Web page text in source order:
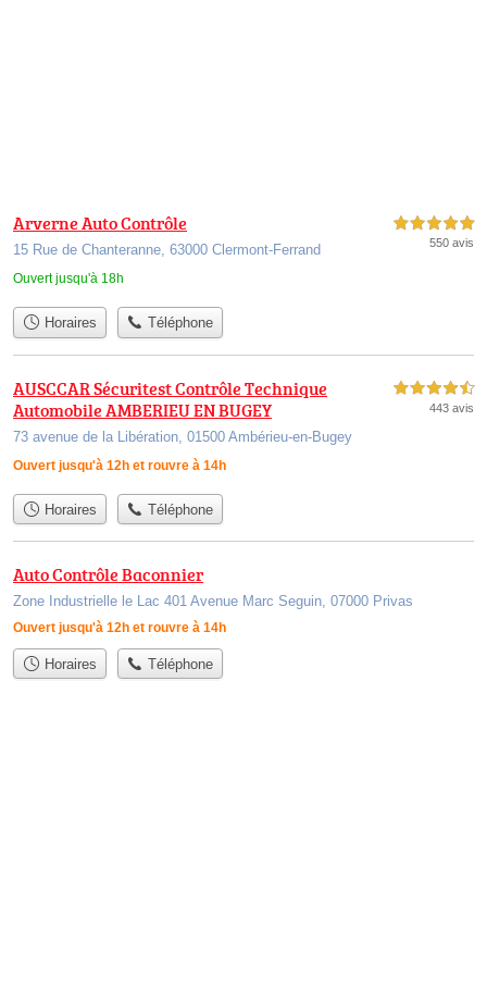
Arverne Auto Contrôle
15 Rue de Chanteranne, 63000 Clermont-Ferrand
Ouvert jusqu'à 18h
5,0 étoiles sur 5
550 avis
Horaires Téléphone
AUSCCAR Sécuritest Contrôle Technique
Automobile AMBERIEU EN BUGEY
73 avenue de la Libération, 01500 Ambérieu-en-Bugey
Ouvert jusqu'à 12h et rouvre à 14h
4,5 étoiles sur 5
443 avis
Horaires Téléphone
Auto Contrôle Baconnier
Zone Industrielle le Lac 401 Avenue Marc Seguin, 07000 Privas
Ouvert jusqu'à 12h et rouvre à 14h
Horaires Téléphone